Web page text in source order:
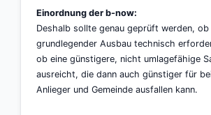
Einordnung der b-now:
Deshalb sollte genau geprüft werden, ob
grundlegender Ausbau technisch
ob eine günstigere, nicht umlagefähige
ausreicht, die dann auch günstiger für
Anlieger und Gemeinde ausfallen kann.